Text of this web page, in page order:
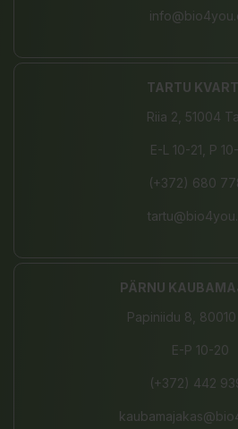
TARTU
Riia 2, 51004
E-L 10-21, P
(+372) 680
PÄRNU
Papiniidu 8, 80010
E-P 10-20
(+372) 442